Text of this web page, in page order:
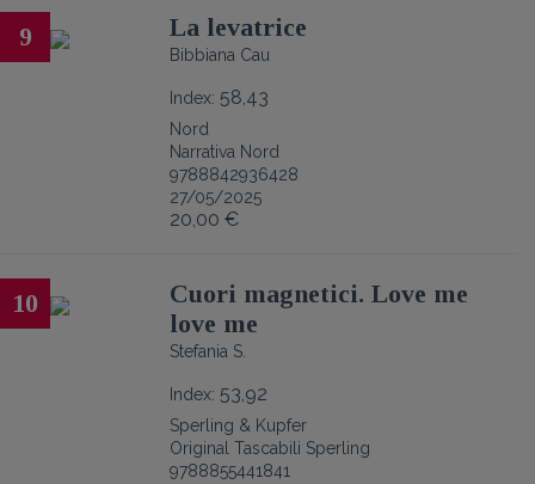
9 La levatrice
Bibbiana Cau
Index: 58,43
Nord
Narrativa Nord
9788842936428
27/05/2025
20,00 €
10
Cuori magnetici. Love me
love me
Stefania S.
Index: 53,92
Sperling & Kupfer
Original Tascabili Sperling
9788855441841